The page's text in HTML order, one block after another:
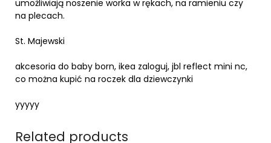
umożliwiają noszenie worka w rękach, na ramieniu czy
na plecach.
St. Majewski
akcesoria do baby born, ikea zaloguj, jbl reflect mini nc,
co można kupić na roczek dla dziewczynki
yyyyy
Related products